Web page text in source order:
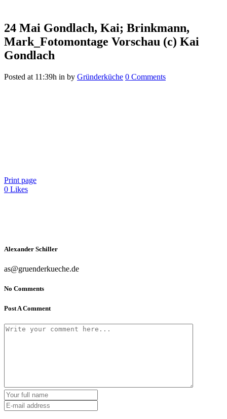
24 Mai Gondlach, Kai; Brinkmann,
Mark_Fotomontage Vorschau (c) Kai
Gondlach
Posted at 11:39h in by Gründerküche 0 Comments
Print page
0 Likes
Alexander Schiller
as@gruenderkueche.de
No Comments
Post A Comment